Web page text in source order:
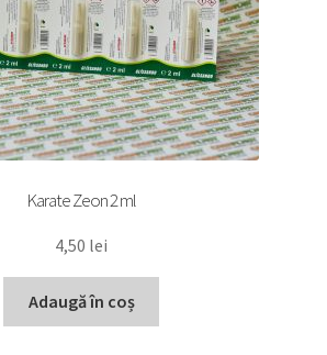
Karate Zeon 2 ml
4,50 lei
Adaugă în coș